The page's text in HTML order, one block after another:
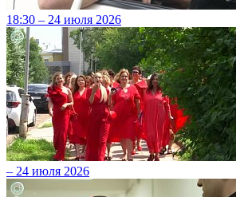
18:30 – 24 июля 2026
– 24 июля 2026